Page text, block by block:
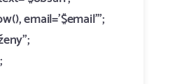
email='$email'";